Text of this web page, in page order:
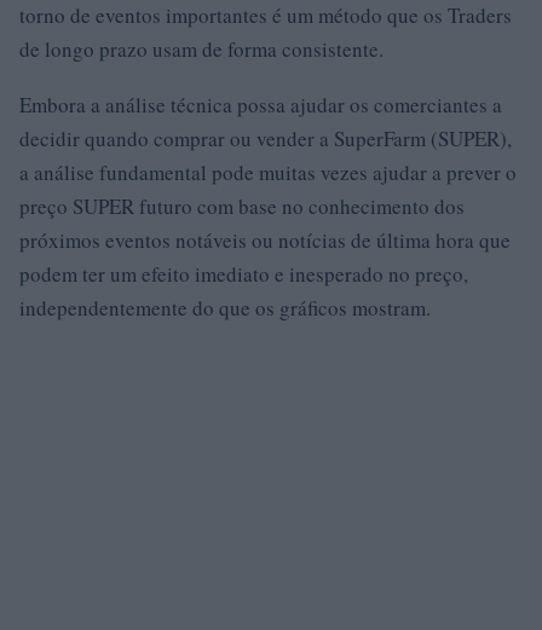
torno de eventos importantes é um método que os Traders
de longo prazo usam de forma consistente.
Embora a análise técnica possa ajudar os comerciantes a
decidir quando comprar ou vender a SuperFarm (SUPER),
a análise fundamental pode muitas vezes ajudar a prever o
preço SUPER futuro com base no conhecimento dos
próximos eventos notáveis ​​ou notícias de última hora que
podem ter um efeito imediato e inesperado no preço,
independentemente do que os gráficos mostram.